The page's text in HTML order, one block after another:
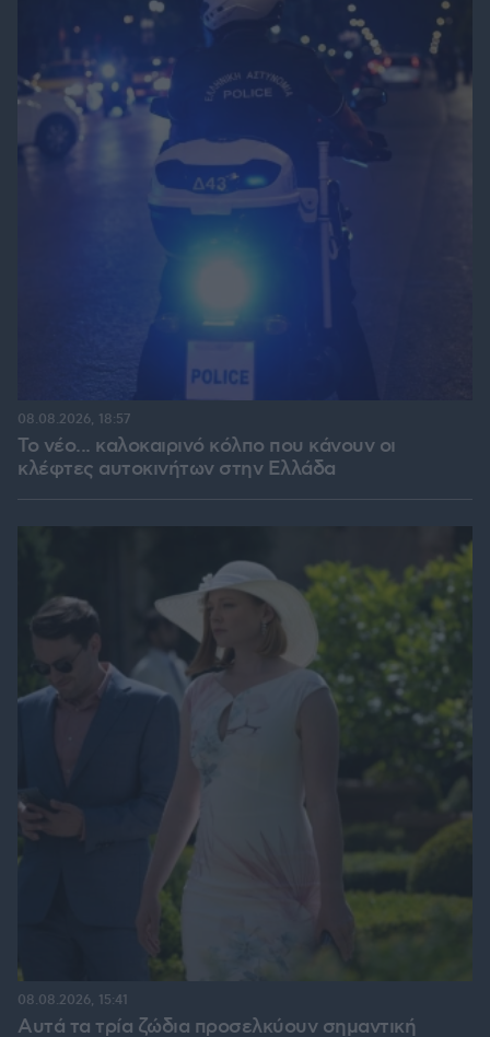
Το νέο... καλοκαιρινό κόλπο που κάνουν οι
κλέφτες αυτοκινήτων στην Ελλάδα
08.08.2026, 18:57
Αυτά τα τρία ζώδια προσελκύουν σημαντική
08.08.2026, 15:41